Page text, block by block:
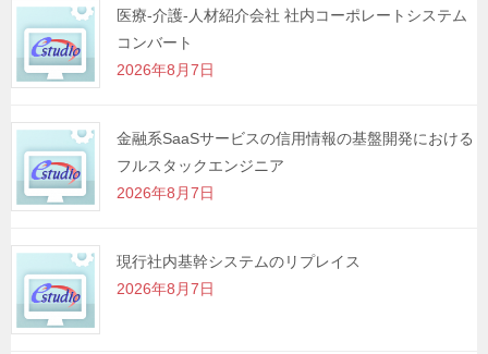
シ
ョ
ン
医療-介護-人材紹介会社 社内コーポレートシステム
コンバート
2026年8月7日
金融系SaaSサービスの信用情報の基盤開発における
フルスタックエンジニア
2026年8月7日
現行社内基幹システムのリプレイス
2026年8月7日